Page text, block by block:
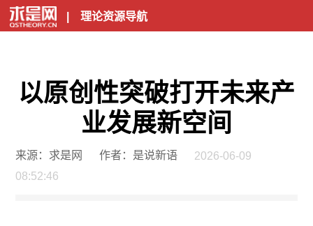
| 理论资源导航
以原创性突破打开未来产
业发展新空间
来源：求是网 作者：是说新语
2026-06-09
08:52:46